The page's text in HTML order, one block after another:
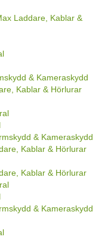
Laddare, Kablar &
& Kameraskydd
Kablar & Hörlurar
& Kameraskydd
Kablar & Hörlurar
Kablar & Hörlurar
& Kameraskydd